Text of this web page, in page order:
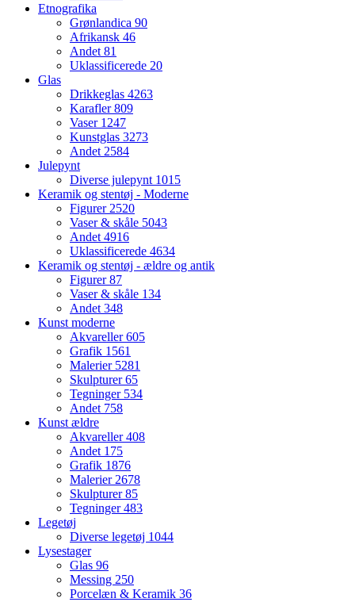
Etnografika
Grønlandica 90
Afrikansk 46
Andet 81
Uklassificerede 20
Glas
Drikkeglas 4263
Karafler809
Vaser 1247
Kunstglas 3273
Andet 2584
Julepynt
Diverse julepynt 1015
Keramik og stentøj - Moderne
Figurer 2520
Vaser & skåle 5043
Andet 4916
Uklassificerede 4634
Keramik og stentøj - ældre og antik
Figurer87
Vaser & skåle 134
Andet 348
Kunst moderne
Akvareller605
Grafik 1561
Malerier 5281
Skulpturer65
Tegninger 534
Andet 758
Kunst ældre
Akvareller408
Andet 175
Grafik 1876
Malerier 2678
Skulpturer85
Tegninger483
Legetøj
Diverse legetøj 1044
Lysestager
Glas 96
Messing 250
Porcelæn & Keramik 36